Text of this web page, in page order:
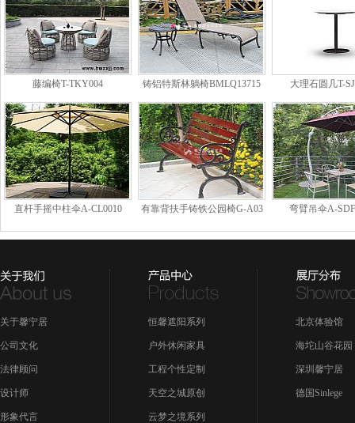
藤编椅T-TKY004 铸铝特斯林躺椅BMLQ13715 大理石圆几T-
直杆手摇中柱伞A-CL0010 有靠背扶手铸铁公园椅G-A03 弯臂吊伞A-
关于馨宁居
公司文化
法律顾问
设计师
形象代言
恒馨遮阳系列
户外休闲家具
工程个性定制
天空之城原创
云梦之境系列
北京体验馆
海坨山谷花园
深圳馨宁居
德国Sinlege